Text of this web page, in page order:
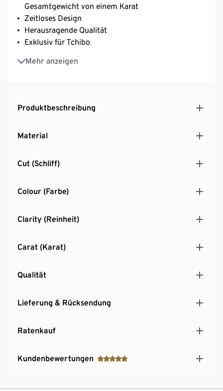
Gesamtgewicht von einem Karat
Zeitloses Design
Herausragende Qualität
Exklusiv für Tchibo
Mehr anzeigen
Einsatz von recyceltem Gold
Produktbeschreibung
Material
Cut (Schliff)
Colour (Farbe)
Clarity (Reinheit)
Carat (Karat)
Qualität
Lieferung & Rücksendung
Ratenkauf
Kundenbewertungen